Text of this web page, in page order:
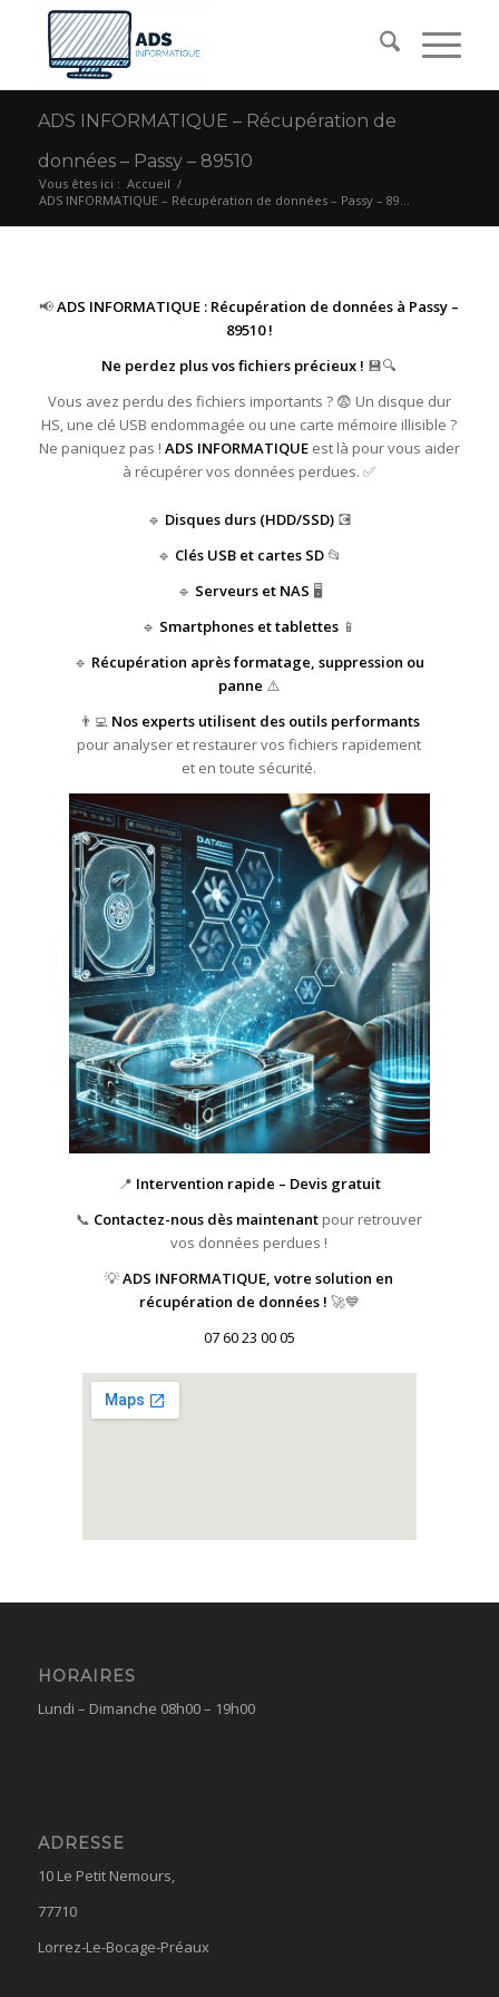
ADS INFORMATIQUE – Récupération de
données – Passy – 89510
Vous êtes ici : Accueil /
ADS INFORMATIQUE – Récupération de données – Passy – 89...
📢ADS INFORMATIQUE : Récupération de données à Passy –
89510 !
Ne perdez plus vos fichiers précieux ! 💾🔍
Vous avez perdu des fichiers importants ? 😨 Un disque dur
HS, une clé USB endommagée ou une carte mémoire illisible ?
Ne paniquez pas ! ADS INFORMATIQUEest là pour vous aider
à récupérer vos données perdues. ✅
🔹 Disques durs (HDD/SSD)💽
🔹 Clés USB et cartes SD📂
🔹 Serveurs et NAS 🖥️
🔹 Smartphones et tablettes 📱
🔹 Récupération après formatage, suppression ou
panne ⚠️
👨‍💻 Nos experts utilisent des outils performants
pour analyser et restaurer vos fichiers rapidement
et en toute sécurité.
📍 Intervention rapide – Devis gratuit
📞 Contactez-nous dès maintenant pour retrouver
vos données perdues !
💡ADS INFORMATIQUE, votre solution en
récupération de données ! 🚀💙
07 60 23 00 05
HORAIRES
Lundi – Dimanche 08h00 – 19h00
ADRESSE
10 Le Petit Nemours,
77710
Lorrez-Le-Bocage-Préaux